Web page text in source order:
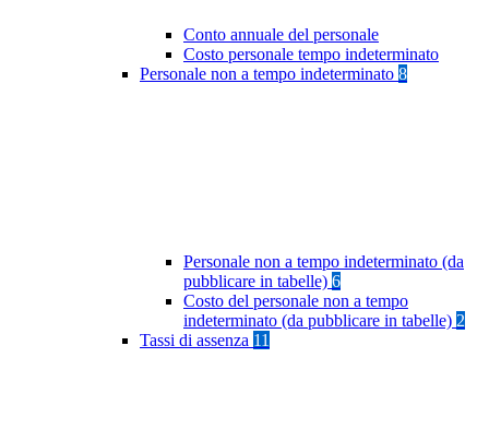
Conto annuale del personale
Costo personale tempo indeterminato
Personale non a tempo indeterminato 8
Personale non a tempo indeterminato (da
pubblicare in tabelle) 6
Costo del personale non a tempo
indeterminato (da pubblicare in tabelle) 2
Tassi di assenza 11